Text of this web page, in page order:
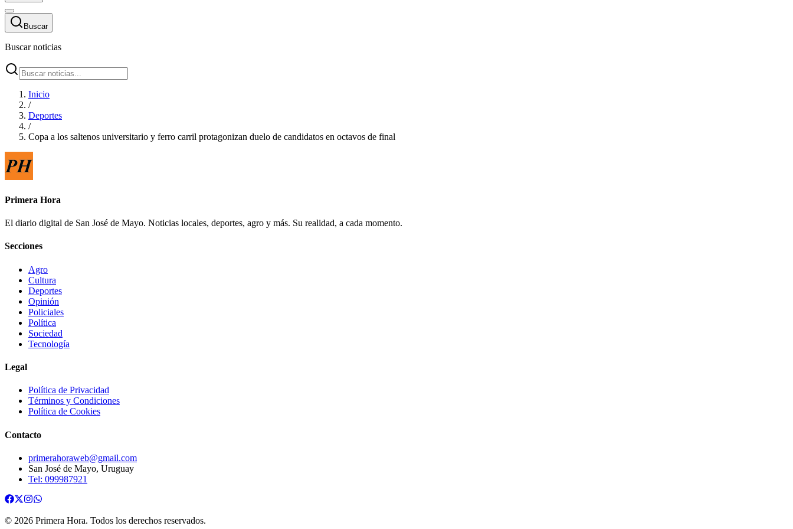
Buscar
Buscar noticias
Inicio
/
Deportes
/
Copa a los saltenos universitario y ferro carril protagonizan duelo de candidatos en octavos de final
Primera Hora
El diario digital de San José de Mayo. Noticias locales, deportes, agro y más. Su realidad, a cada momento.
Secciones
Agro
Cultura
Deportes
Opinión
Policiales
Política
Sociedad
Tecnología
Legal
Política de Privacidad
Términos y Condiciones
Política de Cookies
Contacto
primerahoraweb@gmail.com
San José de Mayo, Uruguay
Tel: 099987921
© 2026 Primera Hora. Todos los derechos reservados.